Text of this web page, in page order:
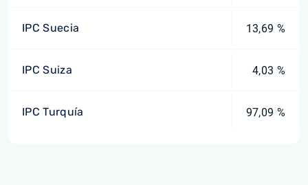
IPC Suecia 13,69 %
IPC Suiza 4,03 %
IPC Turquía 97,09 %